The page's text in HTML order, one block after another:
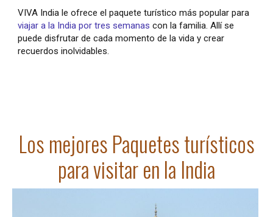
VIVA India le ofrece el paquete turístico más popular para
viajar a la India por tres semanas con la familia. Allí se
puede disfrutar de cada momento de la vida y crear
recuerdos inolvidables.
Los mejores Paquetes turísticos
para visitar en la India